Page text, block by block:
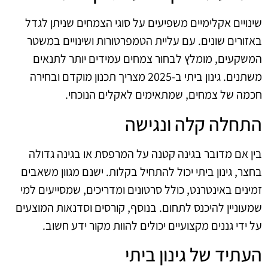
שינויים אקלימיים משפיעים על סוגי הצמחים שניתן לגדל
באזורים שונים. עם עליית הטמפרטורות ושינויים במשטר
המשקעים, מומלץ לבחור צמחים עמידים יותר לתנאים
משתנים. גינון ביתי ב-2025 מצריך תכנון מוקדם ובחירה
חכמה של צמחים, שמתאימים לאקלים הנוכחי.
התחלה קלה ונגישה
בין אם מדובר בגינה קטנה על המרפסת או בגינה גדולה
בחצר, גינון ביתי יכול להתחיל בקלות. ישנם מגוון משאבים
זמינים באינטרנט, כולל סרטונים ומדריכים, שמסייעים למי
שמעוניין להיכנס לתחום. בנוסף, קורסים וסדנאות המוצעים
על ידי גננים מקצועיים יכולים להוות מקור ידע חשוב.
העתיד של גינון ביתי